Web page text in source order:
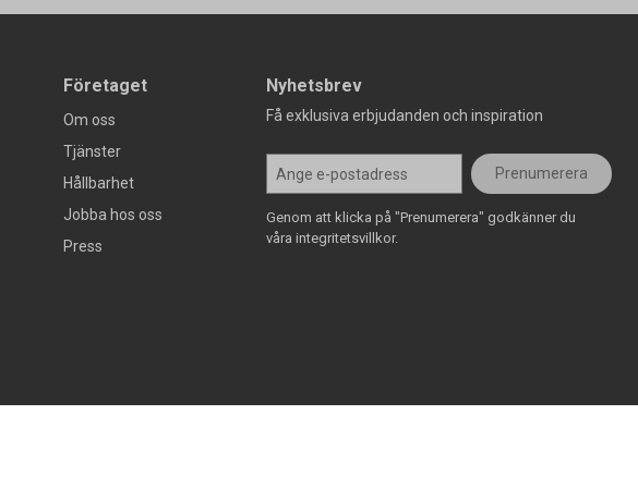
Företaget
Om oss
Tjänster
Hållbarhet
Jobba hos oss
Press
Nyhetsbrev
Få exklusiva erbjudanden och inspiration
Prenumerera
Genom att klicka på "Prenumerera" godkänner du
våra integritetsvillkor.